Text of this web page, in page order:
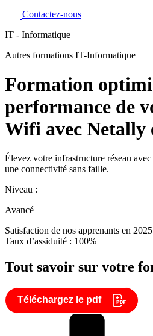
Contactez-nous
IT - Informatique
Autres formations IT-Informatique
Formation
performance de
Wifi avec Netally
Élevez votre infrastructure réseau
une connectivité sans faille.
Niveau :
Avancé
Satisfaction de nos apprenants en
Taux d’assiduité : 100%
Tout savoir sur votre
Téléchargez le pdf